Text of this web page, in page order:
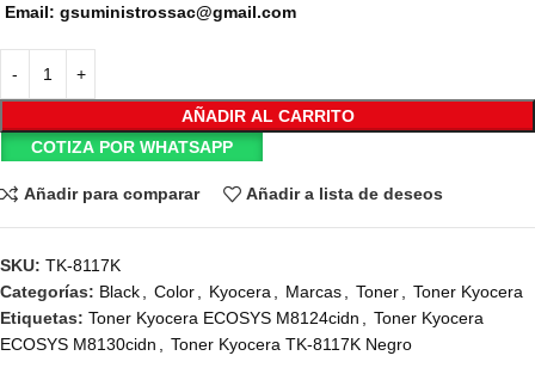
Email: gsuministrossac@gmail.com
AÑADIR AL CARRITO
COTIZA POR WHATSAPP
Añadir para comparar Añadir a lista de deseos
SKU: TK-8117K
Categorías: Black Color Kyocera Marcas Toner
Toner Kyocera
Etiquetas: Toner Kyocera ECOSYS M8124cidn
Toner Kyocera
ECOSYS M8130cidn
Toner Kyocera TK-8117K Negro